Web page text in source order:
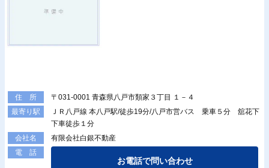
住 所
〒031-0001 青森県八戸市類家３丁目 １－４
最寄り駅
ＪＲ八戸線 本八戸駅/徒歩19分/八戸市営バス 乗車５分 舘花下
下車徒歩１分
会社名
有限会社白銀不動産
電 話
お電話で問い合わせ